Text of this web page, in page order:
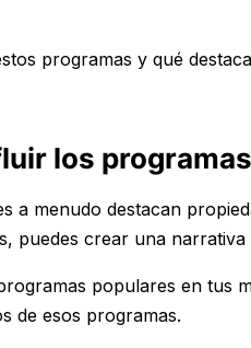
programas y qué
los
a menudo destacan
puedes crear una
populares en tus
de esos programas.